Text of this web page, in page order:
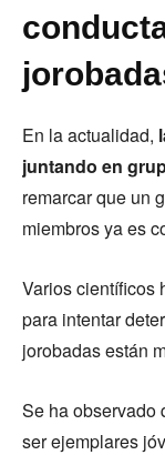
En la actualidad,
juntando en
remarcar que un
miembros ya es
Varios científicos
para intentar
jorobadas están
Se ha observado
ser ejemplares